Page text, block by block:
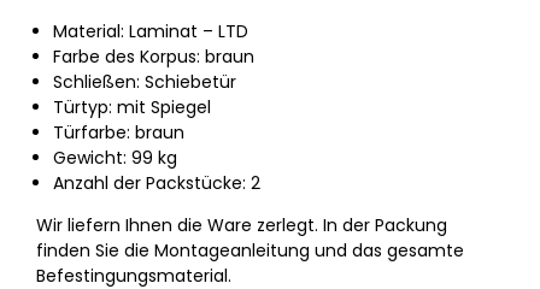
Material: Laminat –⁠⁠⁠⁠⁠⁠ LTD
Farbe des Korpus: braun
Schließen: Schiebetür
Türtyp: mit Spiegel
Türfarbe: braun
Gewicht: 99 kg
Anzahl der Packstücke: 2
Wir liefern Ihnen die Ware zerlegt. In der Packung
finden Sie die Montageanleitung und das gesamte
Befestingungsmaterial.